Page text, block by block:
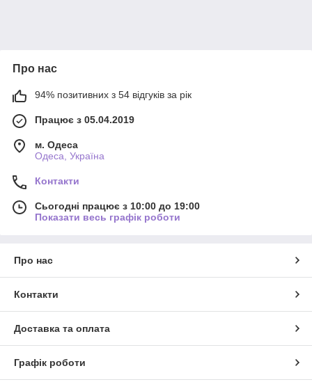
Кухня Акрил
(дана кухня знаходиться в нашому магазині за адресою
Проспект Моторостроителей 20 тц Піраміда 1 поверх)
Вартість за 1 метр погонний - 8000 грн.
Стільниця - люксформ
Про нас
94% позитивних з 54 відгуків за рік
Працює з 05.04.2019
м. Одеса
Одеса, Україна
Контакти
Сьогодні працює з 10:00 до 19:00
Показати весь графік роботи
Про нас
Контакти
Доставка та оплата
Графік роботи